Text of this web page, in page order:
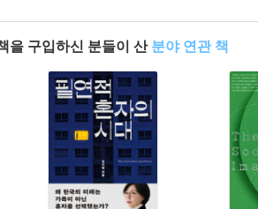
을 구입하신 분들이 산 분야 연관 책